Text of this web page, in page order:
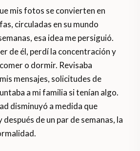
mis fotos se convierten en
circuladas en su mundo
esa idea me persiguió.
de él, perdí la concentración y
o dormir. Revisaba
mensajes, solicitudes de
a mi familia si tenían algo.
disminuyó a medida que
después de un par de semanas, la